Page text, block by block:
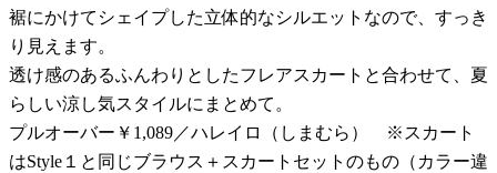
裾にかけてシェイプした立体的なシルエットなので、すっき
り見えます。
透け感のあるふんわりとしたフレアスカートと合わせて、夏
らしい涼し気スタイルにまとめて。
プルオーバー￥1,089／ハレイロ（しまむら） ※スカート
はStyle １と同じブラウス＋スカートセットのもの（カラー違